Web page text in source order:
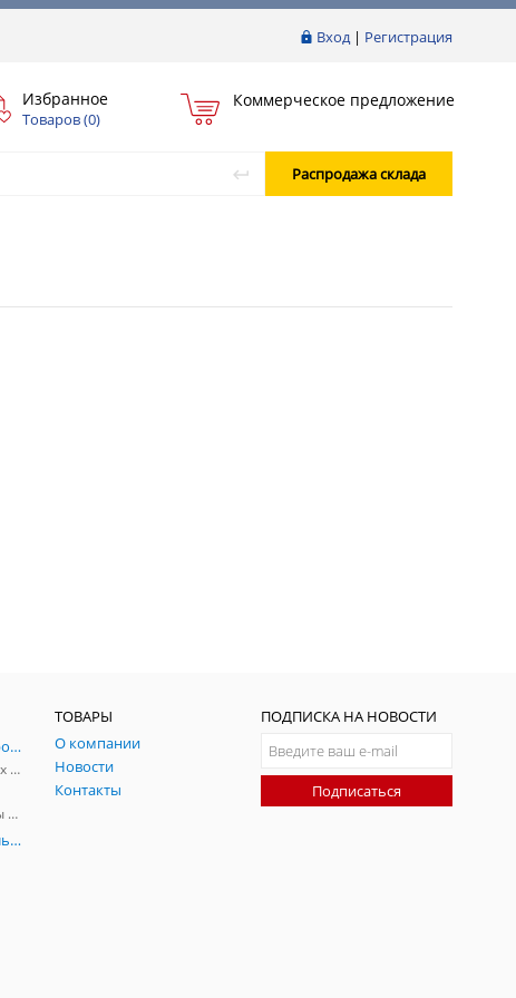
Вход| Регистрация
Избранное
Товаров (0)
Коммерческое предложение
Распродажа склада
Оборудование для тестирования и симуляции ГНСС
Генераторы имитационных и заградительных помех
Интегрированные системы защиты от ГНСС-помех
РЧ-компоненты коаксиальные
ТОВАРЫ
О компании
Новости
Контакты
ПОДПИСКА НА НОВОСТИ
Подписаться